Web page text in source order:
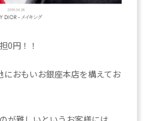
0円！！
おもいお銀座本店を構えてお